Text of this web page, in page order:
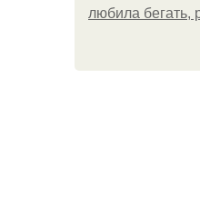
любила бегать,